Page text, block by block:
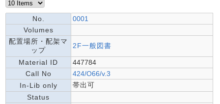
No.
0001
Volumes
配置場所・配架マ
ップ
2F一般図書
Material ID
447784
Call No
424/O66/v.3
In-Lib only
帯出可
Status